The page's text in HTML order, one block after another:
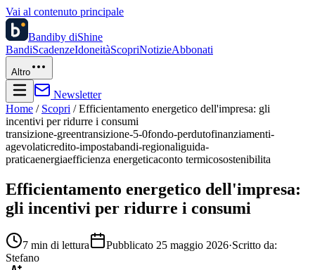
Vai al contenuto principale
Bandiby diShine
BandiScadenzeIdoneitàScopriNotizieAbbonati
Altro
Newsletter
Home / Scopri / Efficientamento energetico dell'impresa: gli
incentivi per ridurre i consumi
transizione-greentransizione-5-0fondo-perdutofinanziamenti-
agevolaticredito-impostabandi-regionaliguida-
praticaenergiaefficienza energeticaconto termicosostenibilita
Efficientamento energetico dell'impresa:
gli incentivi per ridurre i consumi
7 min di lettura Pubblicato 25 maggio 2026·Scritto da:
Stefano